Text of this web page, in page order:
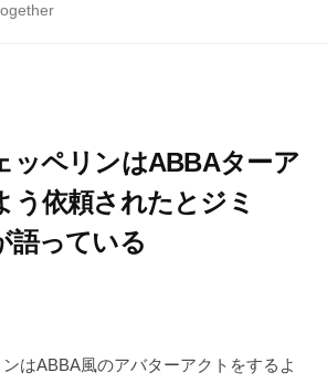
ッペリンはABBAターア
う依頼されたとジミ
語っている
はABBA風のアバターアクトをするよ